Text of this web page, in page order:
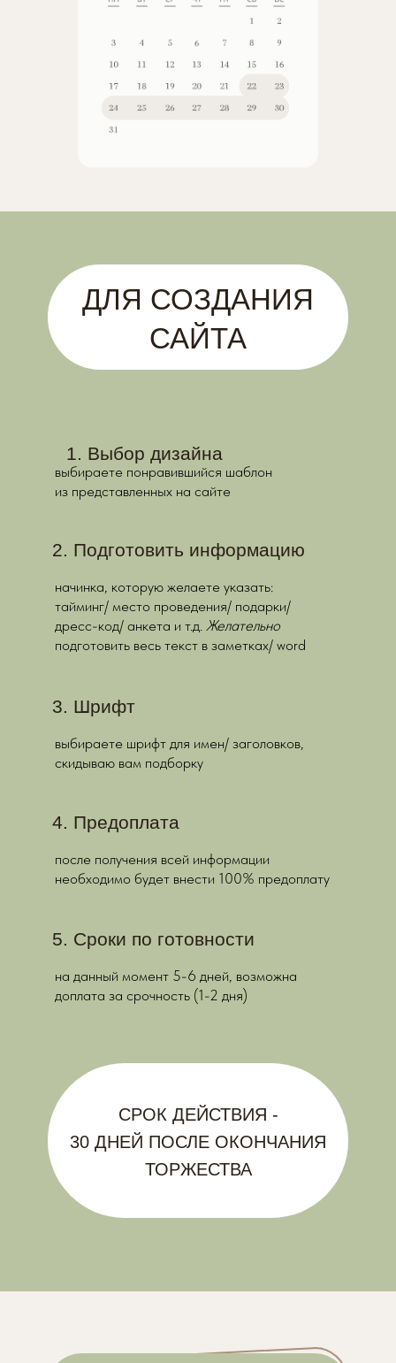
ДЛЯ СОЗДАНИЯ
САЙТА
Выбор дизайна
выбираете понравившийся шаблон
из представленных на сайте
2. Подготовить информацию
начинка, которую желаете указать:
тайминг/ место проведения/ подарки/
дресс-код/ анкета и т.д. Желательно
подготовить весь текст в заметках/ word
3. Шрифт
выбираете шрифт для имен/ заголовков,
скидываю вам подборку
4. Предоплата
после получения всей информации
необходимо будет внести 100% предоплату
5. Сроки по готовности
на данный момент 5-6 дней, возможна
доплата за срочность (1-2 дня)
СРОК ДЕЙСТВИЯ -
30 ДНЕЙ ПОСЛЕ ОКОНЧАНИЯ
ТОРЖЕСТВА